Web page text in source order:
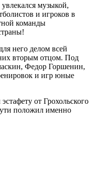
музыкой,
и игроков в
команды
него делом всей
вторым отцом. Под
Федор Горшенин,
и игр юные
от Грохольского
положил именно